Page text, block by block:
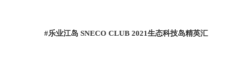
#乐业江岛 SNECO CLUB 2021生态科技岛精英汇